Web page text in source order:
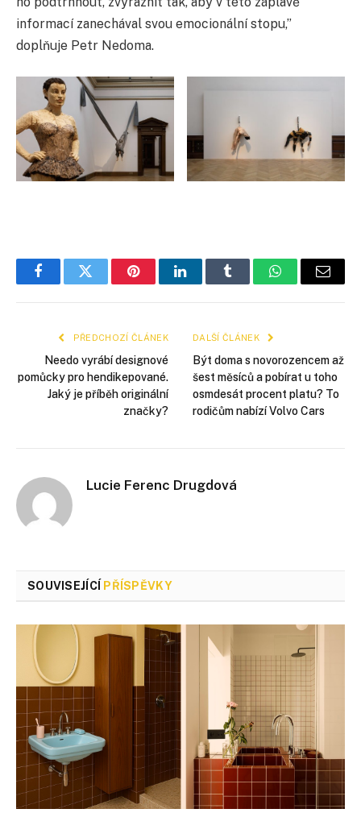
informací zanechával svou emocionální stopu,”
doplňuje Petr Nedoma.
FacebookTwitter PinterestLinkedInTumblr WhatsApp
E-
PŘEDCHOZÍ ČLÁNEK
Needo vyrábí designové
pomůcky pro hendikepované.
Jaký je příběh originální
značky?
DALŠÍ ČLÁNEK
Být doma s novorozencem až
šest měsíců a pobírat u toho
osmdesát procent platu? To
rodičům nabízí Volvo Cars
Lucie Ferenc Drugdová
SOUVISEJÍCÍ PŘÍSPĚVKY